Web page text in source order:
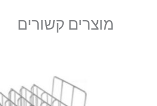
מוצרים קשורים